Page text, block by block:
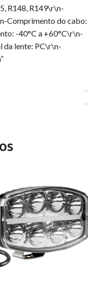
R148, R149\r\n-
Comprimento do cabo:
-40°C a +60°C\r\n-
da lente: PC\r\n-